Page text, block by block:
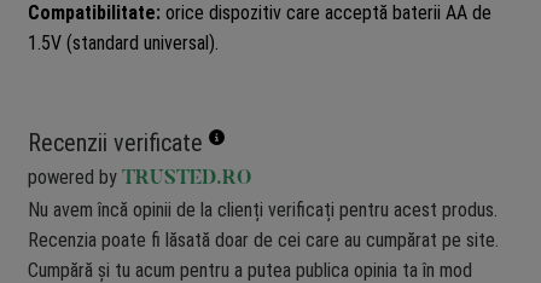
Compatibilitate:orice dispozitiv care acceptă baterii AA de
1.5V (standard universal).
Recenzii verificate
powered by TRUSTED.RO
Nu avem încă opinii de la clienți verificați pentru acest produs.
Recenzia poate fi lăsată doar de cei care au cumpărat pe site.
Cumpără și tu acum pentru a putea publica opinia ta în mod